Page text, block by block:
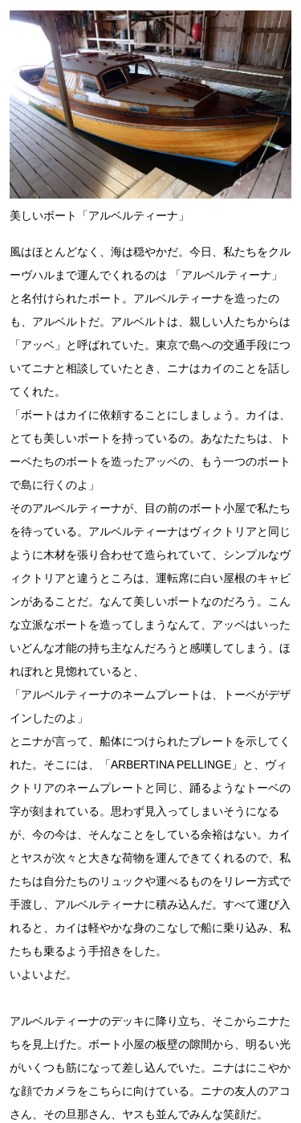
美しいボート「アルベルティーナ」
風はほとんどなく、海は穏やかだ。今日、私たちをクル
ーヴハルまで運んでくれるのは 「アルベルティーナ」
と名付けられたボート。アルベルティーナを造ったの
も、アルベルトだ。アルベルトは、親しい人たちからは
「アッベ」と呼ばれていた。東京で島への交通手段につ
いてニナと相談していたとき、ニナはカイのことを話し
てくれた。
「ボートはカイに依頼することにしましょう。カイは、
とても美しいボートを持っているの。あなたたちは、ト
ーベたちのボートを造ったアッベの、もう一つのボート
で島に行くのよ」
そのアルベルティーナが、目の前のボート小屋で私たち
を待っている。アルベルティーナはヴィクトリアと同じ
ように木材を張り合わせて造られていて、シンプルなヴ
ィクトリアと違うところは、運転席に白い屋根のキャビ
ンがあることだ。なんて美しいボートなのだろう。こん
な立派なボートを造ってしまうなんて、アッベはいった
いどんな才能の持ち主なんだろうと感嘆してしまう。ほ
れぼれと見惚れていると、
「アルベルティーナのネームプレートは、トーベがデザ
インしたのよ」
とニナが言って、船体につけられたプレートを示してく
れた。そこには、「ARBERTINA PELLINGE」と、ヴィ
クトリアのネームプレートと同じ、踊るようなトーベの
字が刻まれている。思わず見入ってしまいそうになる
が、今の今は、そんなことをしている余裕はない。カイ
とヤスが次々と大きな荷物を運んできてくれるので、私
たちは自分たちのリュックや運べるものをリレー方式で
手渡し、アルベルティーナに積み込んだ。すべて運び入
れると、カイは軽やかな身のこなしで船に乗り込み、私
たちも乗るよう手招きをした。
いよいよだ。
アルベルティーナのデッキに降り立ち、そこからニナた
ちを見上げた。ボート小屋の板壁の隙間から、明るい光
がいくつも筋になって差し込んでいた。ニナはにこやか
な顔でカメラをこちらに向けている。ニナの友人のアコ
さん、その旦那さん、ヤスも並んでみんな笑顔だ。